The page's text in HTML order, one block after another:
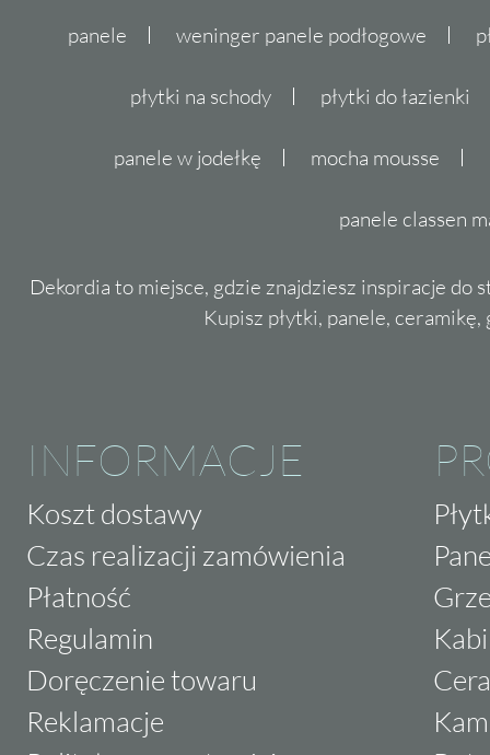
panele weninger panele podłogowe
płytki na schody płytki do łazienki
panele w jodełkę mocha mousse
panele classen
Dekordia to miejsce, gdzie znajdziesz inspiracje do
Kupisz płytki, panele,
INFORMACJE
Koszt dostawy
Czas realizacji zamówienia
Płatność
Regulamin
Doręczenie towaru
Reklamacje